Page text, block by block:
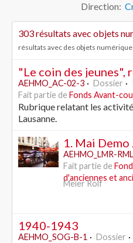
Direction:
303 résultats avec objets
résultats avec des objets
AEHMO_AC-02-3 Dossier
Fait partie de Fonds Avant-
Rubrique relatant les
Lausanne.
1. Mai
AEHMO_LMR-
Fait partie de
d'anciennes et
Meier Rolf
1940-1943
AEHMO_SOG-B-1 Dossier